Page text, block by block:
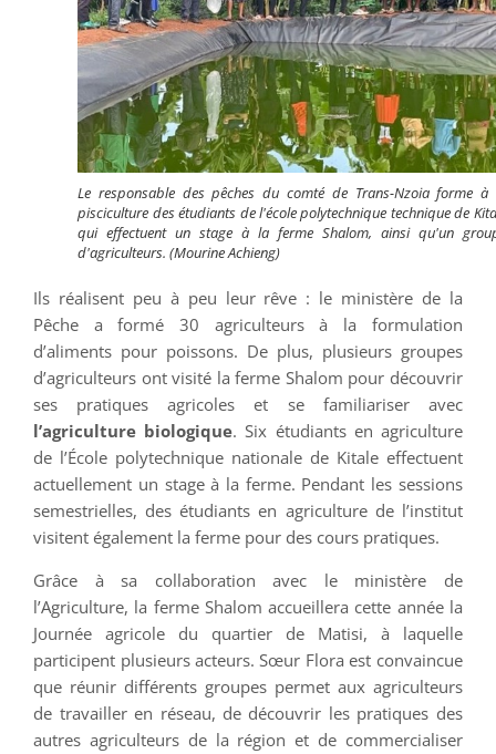
Le responsable des pêches du comté de Trans-Nzoia forme à
pisciculture des étudiants de l'école polytechnique technique de
qui effectuent un stage à la ferme Shalom, ainsi qu'un
d'agriculteurs. (Mourine Achieng)
Ils réalisent peu à peu leur rêve : le ministère de la
Pêche a formé 30 agriculteurs à la formulation
d’aliments pour poissons. De plus, plusieurs groupes
d’agriculteurs ont visité la ferme Shalom pour découvrir
ses pratiques agricoles et se familiariser avec
l’agriculture biologique. Six étudiants en agriculture
de l’École polytechnique nationale de Kitale effectuent
actuellement un stage à la ferme. Pendant les sessions
semestrielles, des étudiants en agriculture de l’institut
visitent également la ferme pour des cours pratiques.
Grâce à sa collaboration avec le ministère de
l’Agriculture, la ferme Shalom accueillera cette année la
Journée agricole du quartier de Matisi, à laquelle
participent plusieurs acteurs. Sœur Flora est convaincue
que réunir différents groupes permet aux agriculteurs
de travailler en réseau, de découvrir les pratiques des
autres agriculteurs de la région et de commercialiser